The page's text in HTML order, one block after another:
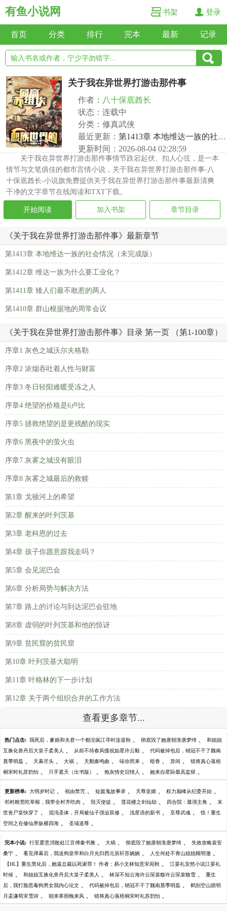
有鱼小说网 书架 登录
首页 分类 排行 完本 最新 记录
关于我在异世界打游击那件事
作者： 八十保底酋长
状态：连载中
分类：修真武侠
最近更新： 第1413章 本地维达一族的社会情况（未完成版）
更新时间：2026-08-04 02:28:59
关于我在异世界打游击那件事情节跌宕起伏、扣人心弦，是一本
情节与文笔俱佳的都市言情小说，关于我在异世界打游击那件事-八
十保底酋长-小说旗免费提供关于我在异世界打游击那件事最新清爽
干净的文字章节在线阅读和TXT下载。
开始阅读 加入书架 章节目录
《关于我在异世界打游击那件事》最新章节
第1413章 本地维达一族的社会情况（未完成版）
第1412章 维达一族为什么要工业化？
第1411章 矮人们最不敢惹的两人
第1410章 群山根据地的周常会议
《关于我在异世界打游击那件事》目录 第一页 （第1-100章）
序章1 灰色之城沃尔夫格勒
序章2 浓烟吞吐着人性与财富
序章3 冬日轻阳难暖受冻之人
序章4 绝望的价格是6卢比
序章5 拯救绝望的是更残酷的现实
序章6 黑夜中的萤火虫
序章7 灰雾之城没有眼泪
序章8 灰雾之城最后的救赎
第1章 戈顿河上的希望
第2章 醒来的叶列茨基
第3章 老科恩的过去
第4章 孩子你愿意跟我走吗？
第5章 会见泥巴会
第6章 分析局势与解决方法
第7章 路上的讨论与到达泥巴会驻地
第8章 虚弱的叶列茨基和他的惊讶
第9章 贫民窟的贫民窟
第10章 叶列茨基大聪明
第11章 叶格林的下一步计划
第12章 关于两个组织合并的工作方法
查看更多章节...
热门点击: 我死后，爹娘和夫君一个都没疯江寻时连道秋 、 彻底毁了她唐朝淮唐梦绮 、 和姐姐
互换化兽丹后大皇子柔美人 、 从前不待春风慢祝如星许云毅 、 代码被掉包后，销冠不干了魏南
晨季明磊 、 天幕尽头 、 大祸 、 天鹅奏鸣曲 、 味你而来 、 暗香 、 异间 、 错将真心落梧
桐宋时礼苏韵怡 、 只手遮天（出书版） 、 炮灰情史旧情人 、 她来自星际最高监狱 、
更新榜单: 大明岁时记 、 祝由禁咒 、 短篇鬼故事录 、 天尊皇婿 、 权力巅峰从纪委开始 、
邻村粮荒吃草根，我带全村齐吃肉 、 毁灭使徒 、 莲花楼之剑仙劫 、 四合院：最强主角 、 末
世丧尸皇快穿了 、 混沌圣体，开局被仙子强迫双修 、 浅星语的新书 、 至尊武魂 、 惊！重生
空间之在修仙界纵横四海 、 圣域道尊 、
完本小说: 行至爱意消散处江言傅秦书雅 、 大祸 、 彻底毁了她唐朝淮唐梦绮 、 失效攻略裴安
桑宁 、 看见弹幕后，我送狗皇帝和白月光归西元辰轩苏婉婉 、 人生何处不青山姐姐顾明澈 、
【HL】重生黑化后，她逼总裁以死谢罪！ 作者：易小文林知意宋宛秋 、 江晏礼安然小说江晏礼
时候 、 和姐姐互换化兽丹后大皇子柔美人 、 林深不知云海许云琛裴馥许云琛裴馥雪 、 重生
后，我打脸恶毒狗男女我内心论文 、 代码被掉包后，销冠不干了魏南晨季明磊 、 鹤别空山踏明
月孟谦荀宋雪诗 、 朝来寒雨晚来风 、 错将真心落梧桐宋时礼苏韵怡 、